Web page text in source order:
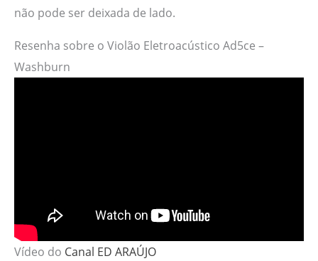
não pode ser deixada de lado.
Resenha sobre o Violão Eletroacústico Ad5ce –
Washburn
Vídeo do Canal ED ARAÚJO